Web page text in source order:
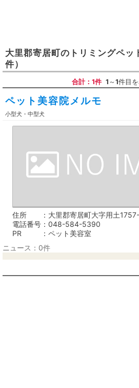
大里郡寄居町の トリミングペッ
件）
合計：1件 1～1件目
ペット美容院メルモ
小型犬・中型犬
住所
大里郡寄居町大字用土
電話番号
048-584-5390
PR
ペット美容室
ニュース：0件